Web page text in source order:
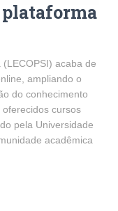
plataforma
acaba de
ampliando o
do conhecimento
cursos
pela Universidade
acadêmica